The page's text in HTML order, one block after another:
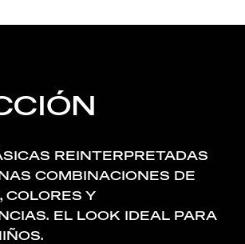
REINTERPRETADAS
COMBINACIONES DE
COLORES Y
EL LOOK IDEAL PARA